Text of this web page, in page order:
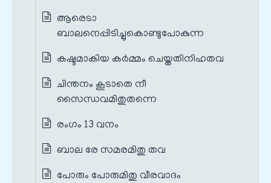
ആരെടാ
ബാലനെപ്പിടിച്ചുകൊണ്ടുപോകുന്ന
കഷ്ടമാകിയ കര്‍മ്മം ചെയ്തതിനിഹതവ
ചിന്തനം കൂടാതെ നീ
സൈന്ധവമിതുതന്നെ
രംഗം 13 വനം
ബാല രേ സമരമിതു തവ
പോരും പോരുമിതു വീരവാദം